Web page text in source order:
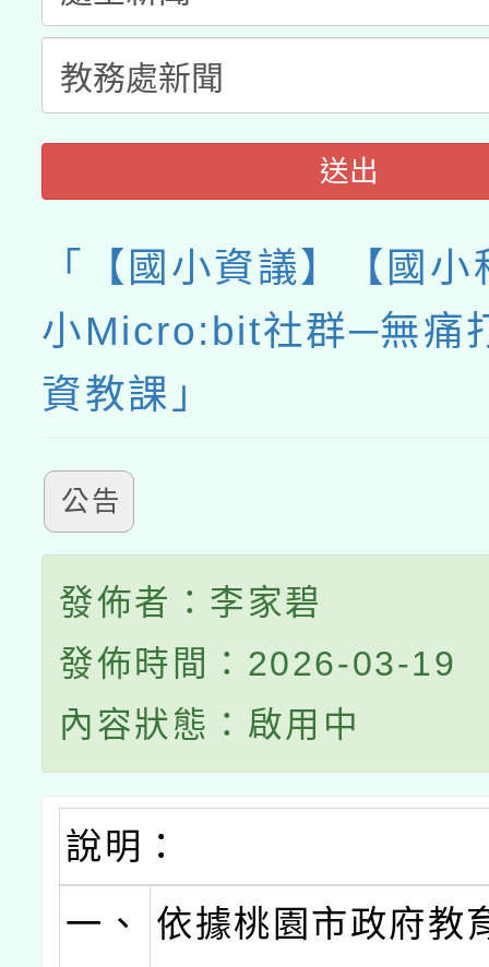
送出
「【國小資議】【國
小Micro:bit社群─無痛
資教課」
公告
發佈者：李家碧
發佈時間：2026-03-19
內容狀態：啟用中
說明：
一、
依據桃園市政府教